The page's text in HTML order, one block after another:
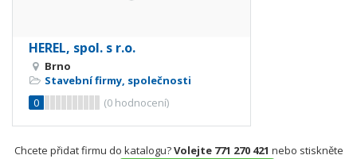
HEREL, spol. s r.o.
Brno
Stavební firmy, společnosti
0
(0 hodnocení)
Chcete přidat firmu do katalogu?Volejte 771 270 421 nebo stiskněte